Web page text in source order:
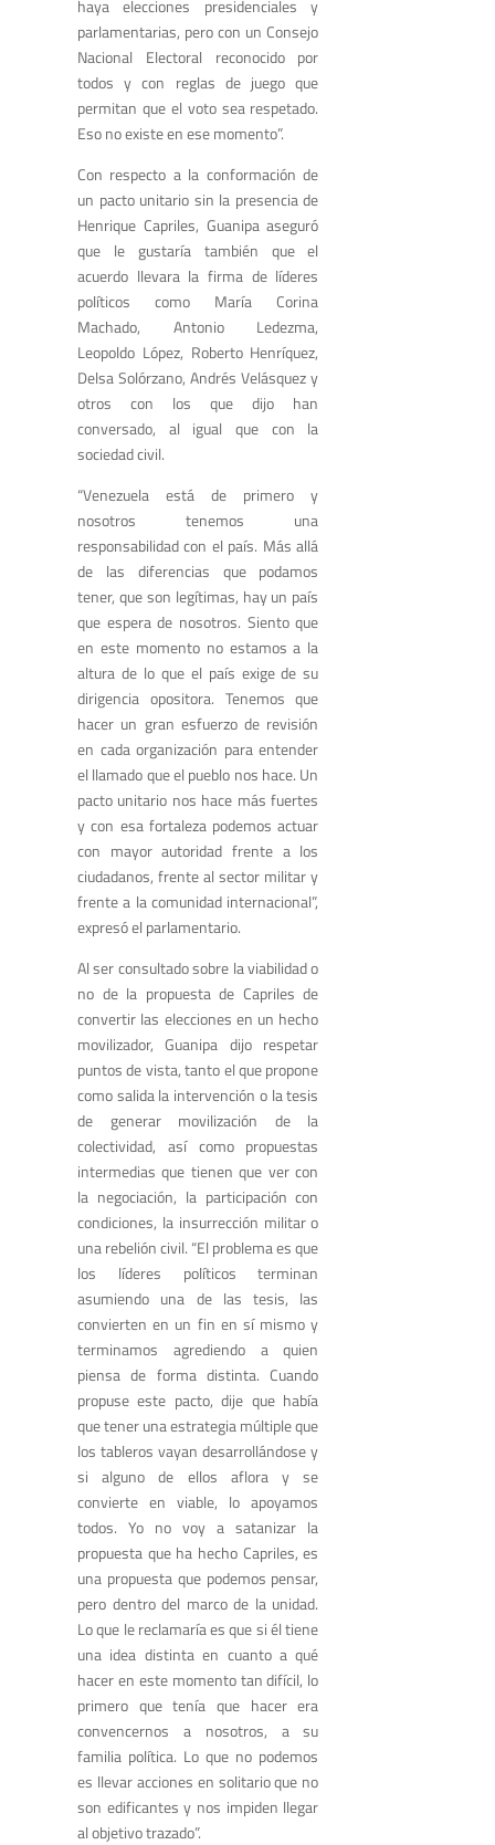
haya elecciones presidenciales y
parlamentarias, pero con un Consejo
Nacional Electoral reconocido por
todos y con reglas de juego que
permitan que el voto sea respetado.
Eso no existe en ese momento”.
Con respecto a la conformación de
un pacto unitario sin la presencia de
Henrique Capriles, Guanipa aseguró
que le gustaría también que el
acuerdo llevara la firma de líderes
políticos como María Corina
Machado, Antonio Ledezma,
Leopoldo López, Roberto Henríquez,
Delsa Solórzano, Andrés Velásquez y
otros con los que dijo han
conversado, al igual que con la
sociedad civil.
“Venezuela está de primero y
nosotros tenemos una
responsabilidad con el país. Más allá
de las diferencias que podamos
tener, que son legítimas, hay un país
que espera de nosotros. Siento que
en este momento no estamos a la
altura de lo que el país exige de su
dirigencia opositora. Tenemos que
hacer un gran esfuerzo de revisión
en cada organización para entender
el llamado que el pueblo nos hace. Un
pacto unitario nos hace más fuertes
y con esa fortaleza podemos actuar
con mayor autoridad frente a los
ciudadanos, frente al sector militar y
frente a la comunidad internacional”,
expresó el parlamentario.
Al ser consultado sobre la viabilidad o
no de la propuesta de Capriles de
convertir las elecciones en un hecho
movilizador, Guanipa dijo respetar
puntos de vista, tanto el que propone
como salida la intervención o la tesis
de generar movilización de la
colectividad, así como propuestas
intermedias que tienen que ver con
la negociación, la participación con
condiciones, la insurrección militar o
una rebelión civil. “El problema es que
los líderes políticos terminan
asumiendo una de las tesis, las
convierten en un fin en sí mismo y
terminamos agrediendo a quien
piensa de forma distinta. Cuando
propuse este pacto, dije que había
que tener una estrategia múltiple que
los tableros vayan desarrollándose y
si alguno de ellos aflora y se
convierte en viable, lo apoyamos
todos. Yo no voy a satanizar la
propuesta que ha hecho Capriles, es
una propuesta que podemos pensar,
pero dentro del marco de la unidad.
Lo que le reclamaría es que si él tiene
una idea distinta en cuanto a qué
hacer en este momento tan difícil, lo
primero que tenía que hacer era
convencernos a nosotros, a su
familia política. Lo que no podemos
es llevar acciones en solitario que no
son edificantes y nos impiden llegar
al objetivo trazado”.